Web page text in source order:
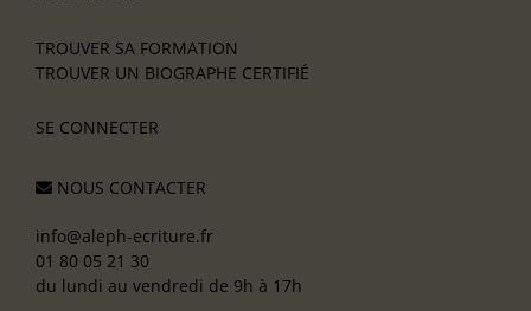
TROUVER SA FORMATION
TROUVER UN BIOGRAPHE CERTIFIÉ
SE CONNECTER
NOUS CONTACTER
info@aleph-ecriture.fr
01 80 05 21 30
du lundi au vendredi de 9h à 17h